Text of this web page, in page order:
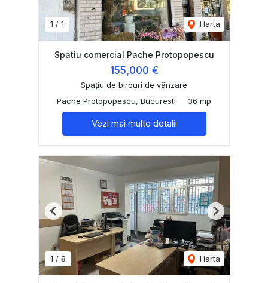
1 / 1 Harta
Spatiu comercial Pache Protopopescu
155,000 €
Spațiu de birouri de vânzare
Pache Protopopescu, Bucuresti
36 mp
Vezi mai multe detalii
1 / 8 Harta
Previous Next